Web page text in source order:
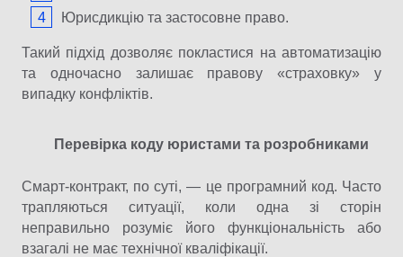
Юрисдикцію та застосовне право.
Такий підхід дозволяє покластися на автоматизацію
та одночасно залишає правову «страховку» у
випадку конфліктів.
Перевірка коду юристами та розробниками
Смарт-контракт, по суті, — це програмний код. Часто
трапляються ситуації, коли одна зі сторін
неправильно розуміє його функціональність або
взагалі не має технічної кваліфікації.